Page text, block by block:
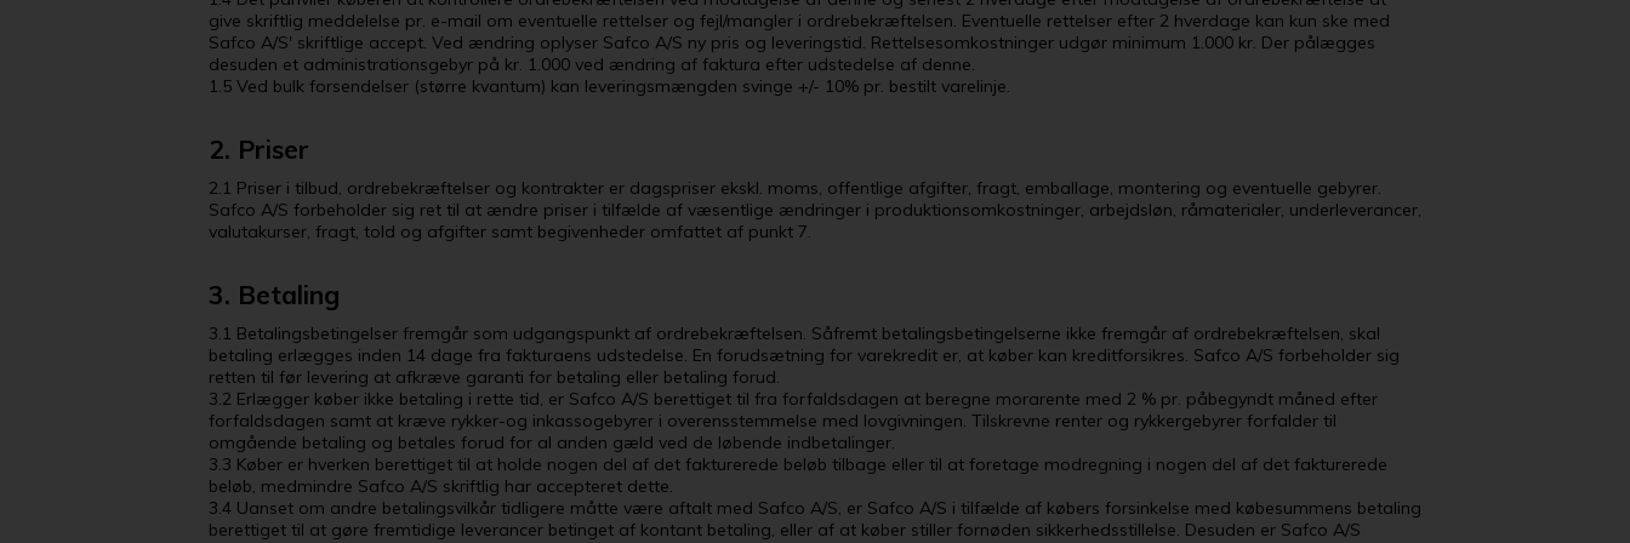
give skriftlig meddelelse pr. e-mail om eventuelle rettelser og fejl/mangler i ordrebekræftelsen. Eventuelle rettelser efter 2 hverdage kan kun ske med
Safco A/S' skriftlige accept. Ved ændring oplyser Safco A/S ny pris og leveringstid. Rettelsesomkostninger udgør minimum 1.000 kr. Der pålægges
desuden et administrationsgebyr på kr. 1.000 ved ændring af faktura efter udstedelse af denne.
1.5 Ved bulk forsendelser (større kvantum) kan leveringsmængden svinge +/- 10% pr. bestilt varelinje.
2. Priser
2.1 Priser i tilbud, ordrebekræftelser og kontrakter er dagspriser ekskl. moms, offentlige afgifter, fragt, emballage, montering og eventuelle gebyrer.
Safco A/S forbeholder sig ret til at ændre priser i tilfælde af væsentlige ændringer i produktionsomkostninger, arbejdsløn, råmaterialer, underleverancer,
valutakurser, fragt, told og afgifter samt begivenheder omfattet af punkt 7.
3. Betaling
3.1 Betalingsbetingelser fremgår som udgangspunkt af ordrebekræftelsen. Såfremt betalingsbetingelserne ikke fremgår af ordrebekræftelsen, skal
betaling erlægges inden 14 dage fra fakturaens udstedelse. En forudsætning for varekredit er, at køber kan kreditforsikres. Safco A/S forbeholder sig
retten til før levering at afkræve garanti for betaling eller betaling forud.
3.2 Erlægger køber ikke betaling i rette tid, er Safco A/S berettiget til fra forfaldsdagen at beregne morarente med 2 % pr. påbegyndt måned efter
forfaldsdagen samt at kræve rykker-og inkassogebyrer i overensstemmelse med lovgivningen. Tilskrevne renter og rykkergebyrer forfalder til
omgående betaling og betales forud for al anden gæld ved de løbende indbetalinger.
3.3 Køber er hverken berettiget til at holde nogen del af det fakturerede beløb tilbage eller til at foretage modregning i nogen del af det fakturerede
beløb, medmindre Safco A/S skriftlig har accepteret dette.
3.4 Uanset om andre betalingsvilkår tidligere måtte være aftalt med Safco A/S, er Safco A/S i tilfælde af købers forsinkelse med købesummens betaling
berettiget til at gøre fremtidige leverancer betinget af kontant betaling, eller af at køber stiller fornøden sikkerhedsstillelse. Desuden er Safco A/S